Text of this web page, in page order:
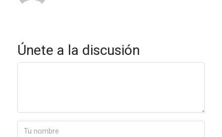
Únete a la discusión